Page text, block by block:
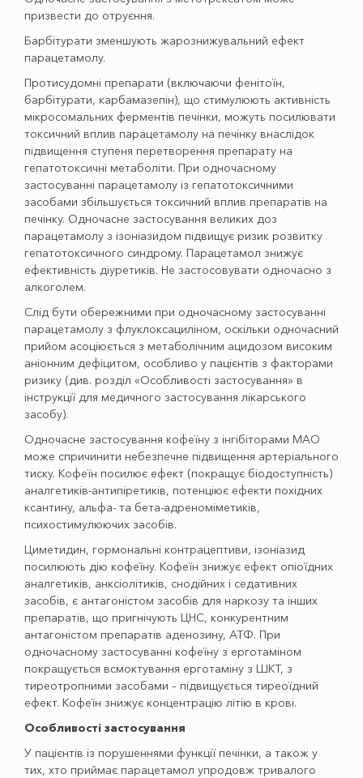
призвести до отруєння.
Барбітурати зменшують жарознижувальний ефект
парацетамолу.
Протисудомні препарати (включаючи фенітоїн,
барбітурати, карбамазепін), що стимулюють активність
мікросомальних ферментів печінки, можуть посилювати
токсичний вплив парацетамолу на печінку внаслідок
підвищення ступеня перетворення препарату на
гепатотоксичні метаболіти. При одночасному
застосуванні парацетамолу із гепатотоксичними
засобами збільшується токсичний вплив препаратів на
печінку. Одночасне застосування великих доз
парацетамолу з ізоніазидом підвищує ризик розвитку
гепатотоксичного синдрому. Парацетамол знижує
ефективність діуретиків. Не застосовувати одночасно з
алкоголем.
Слід бути обережними при одночасному застосуванні
парацетамолу з флуклоксациліном, оскільки одночасний
прийом асоціюється з метаболічним ацидозом високим
аніонним дефіцитом, особливо у пацієнтів з факторами
ризику (див. розділ «Особливості застосування» в
інструкції для медичного застосування лікарського
засобу).
Одночасне застосування кофеїну з інгібіторами МАО
може спричинити небезпечне підвищення артеріального
тиску. Кофеїн посилює ефект (покращує біодоступність)
аналгетиків-антипіретиків, потенціює ефекти похідних
ксантину, альфа- та бета-адреноміметиків,
психостимулюючих засобів.
Циметидин, гормональні контрацептиви, ізоніазид
посилюють дію кофеїну. Кофеїн знижує ефект опіоїдних
аналгетиків, анксіолітиків, снодійних і седативних
засобів, є антагоністом засобів для наркозу та інших
препаратів, що пригнічують ЦНС, конкурентним
антагоністом препаратів аденозину, АТФ. При
одночасному застосуванні кофеїну з ерготаміном
покращується всмоктування ерготаміну з ШКТ, з
тиреотропними засобами – підвищується тиреоїдний
ефект. Кофеїн знижує концентрацію літію в крові.
Особливості застосування
У пацієнтів із порушеннями функції печінки, а також у
тих, хто приймає парацетамол упродовж тривалого